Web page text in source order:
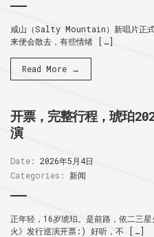
咸山（Salty Mountain）新唱片正式
来便会散去，有些情绪 […]
Read More →
开票，完整行程，琥珀
演
Date: 2026年5月4日
Categories:
新闻
正年轻，16岁琥珀。是前路，依二三
火》发行巡演开票:) 好听，不 […]